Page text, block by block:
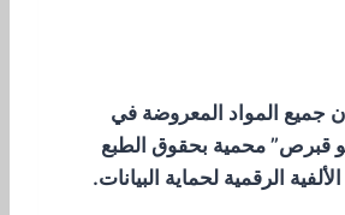
جميع المواد المعروضة في
قبرص” محمية بحقوق الطبع
الرقمية لحماية البيانات.